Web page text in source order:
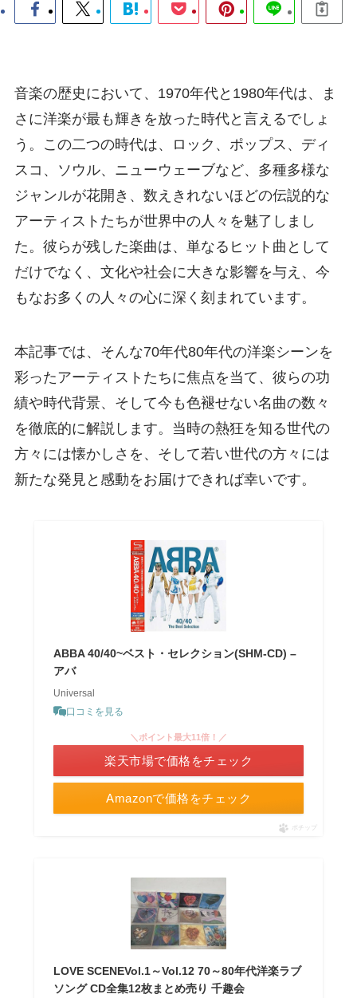
音楽の歴史において、1970年代と1980年代は、ま
さに洋楽が最も輝きを放った時代と言えるでしょ
う。この二つの時代は、ロック、ポップス、ディ
スコ、ソウル、ニューウェーブなど、多種多様な
ジャンルが花開き、数えきれないほどの伝説的な
アーティストたちが世界中の人々を魅了しまし
た。彼らが残した楽曲は、単なるヒット曲として
だけでなく、文化や社会に大きな影響を与え、今
もなお多くの人々の心に深く刻まれています。
本記事では、そんな70年代80年代の洋楽シーンを
彩ったアーティストたちに焦点を当て、彼らの功
績や時代背景、そして今も色褪せない名曲の数々
を徹底的に解説します。当時の熱狂を知る世代の
方々には懐かしさを、そして若い世代の方々には
新たな発見と感動をお届けできれば幸いです。
ABBA 40/40~ベスト・セレクション(SHM-CD) –
アバ
Universal
口コミを見る
Amazonで価格をチェック
＼ポイント最大11倍！／
楽天市場で価格をチェック
ポチップ
LOVE SCENEVol.1～Vol.12 70～80年代洋楽ラブ
ソング CD全集12枚まとめ売り 千趣会